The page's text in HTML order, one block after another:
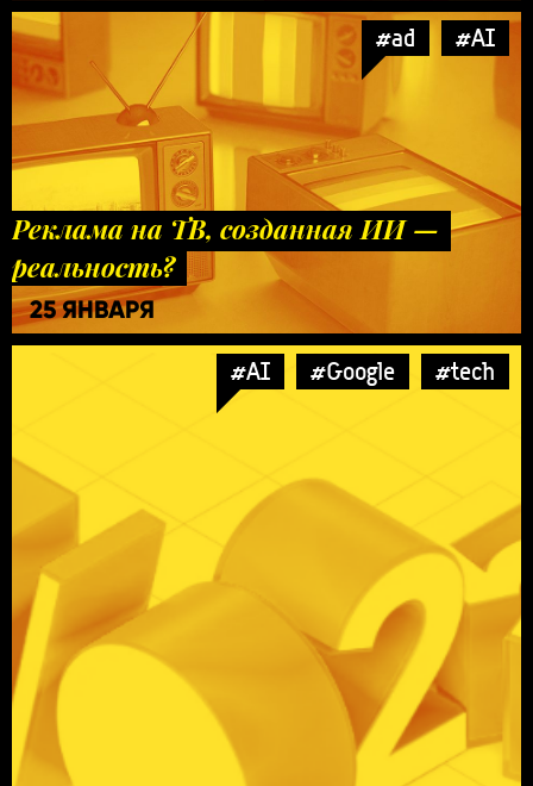
#ad #AI
Реклама на ТВ, созданная ИИ —
реальность?
25 ЯНВАРЯ
#AI #Google #tech